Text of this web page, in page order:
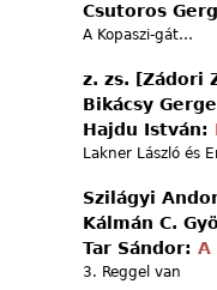
Csutoros
A Kopaszi-gát…
z. zs. [Zádori
Bikácsy
Hajdu István:
Lakner László és
Szilágyi
Kálmán C.
Tar Sándor: A
3. Reggel van